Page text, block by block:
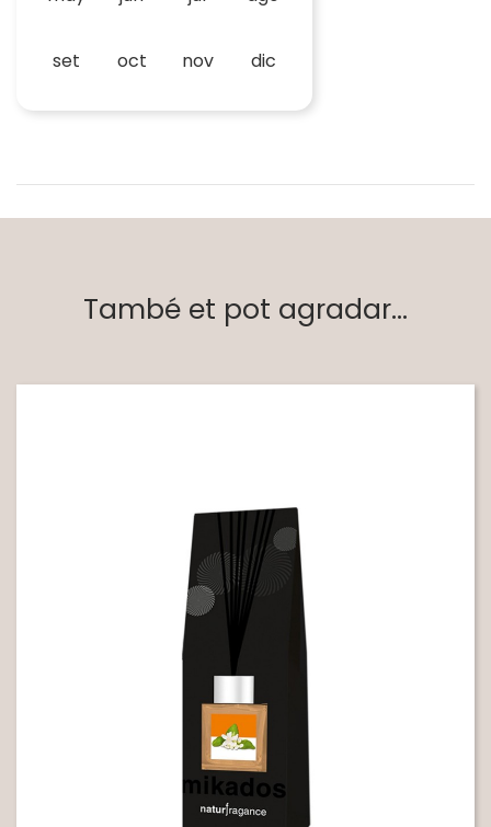
set oct nov dic
També et pot agradar...